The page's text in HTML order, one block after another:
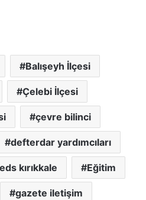
Balışeyh İlçesi
Çelebi İlçesi
çevre bilinci
defterdar yardımcıları
kırıkkale Eğitim
gazete iletişim